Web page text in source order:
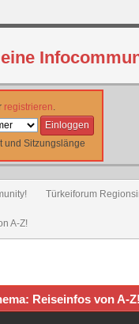
registrieren.
und Sitzungslänge
Türkeiforum
A-Z!
Reiseinfos von A-